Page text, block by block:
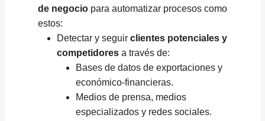
de negocio para automatizar procesos como
estos:
Detectar y seguir clientes potenciales y
competidores a través de:
Bases de datos de exportaciones y
económico-financieras.
Medios de prensa, medios
especializados y redes sociales.